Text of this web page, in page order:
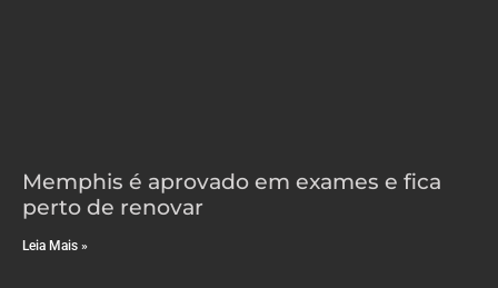
Memphis é aprovado em exames e fica
perto de renovar
Leia Mais »